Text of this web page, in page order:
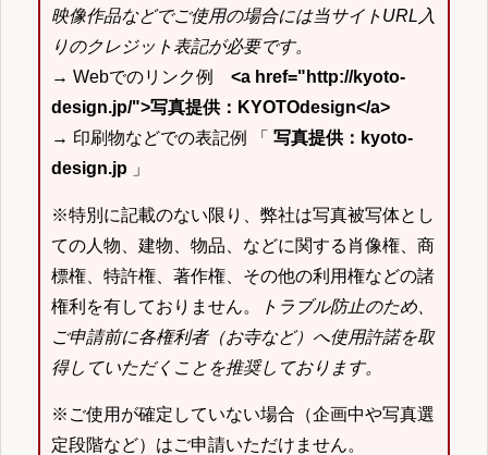
映像作品などでご使用の場合には当サイトURL入
りのクレジット表記が必要です。
→ Webでのリンク例 <a href="http://kyoto-
design.jp/">写真提供：KYOTOdesign</a>
→ 印刷物などでの表記例 「 写真提供：kyoto-
design.jp 」
※特別に記載のない限り、弊社は写真被写体とし
ての人物、建物、物品、などに関する肖像権、商
標権、特許権、著作権、その他の利用権などの諸
権利を有しておりません。
トラブル防止のため、
ご申請前に各権利者（お寺など）へ使用許諾を取
得していただくことを推奨しております。
※ご使用が確定していない場合（企画中や写真選
定段階など）はご申請いただけません。